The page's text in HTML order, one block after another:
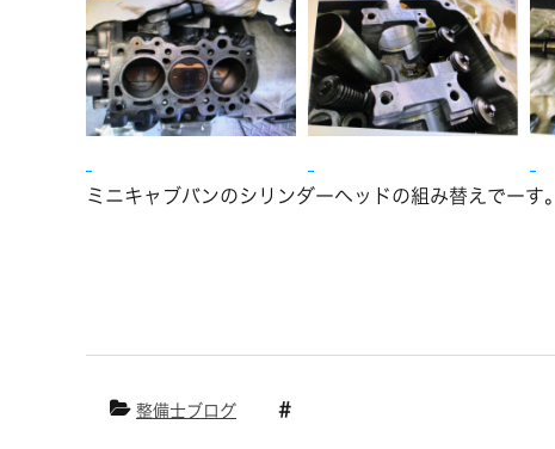
ミニキャブバンのシリンダーヘッドの組み替えでーす。
整備士ブログ